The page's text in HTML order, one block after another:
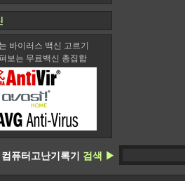
바이러스 백신 고르기
보는 무료백신 총집합
퓨터고난기록기 검색 ▶